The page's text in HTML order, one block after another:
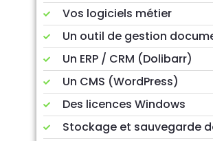
Vos logiciels métier
Un outil de gestion
Un ERP / CRM (Dolibarr)
Un CMS (WordPress)
Des licences Windows
Stockage et sauvegarde